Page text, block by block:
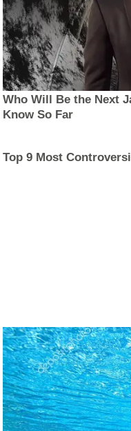
Who Will Be the Next
Know So Far
Top 9 Most